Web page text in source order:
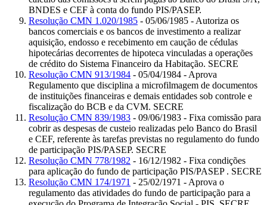
BNDES e CEF à conta do fundo PIS/PASEP.
Resolução CMN 1.020/1985 - 05/06/1985 - Autoriza os
bancos comerciais e os bancos de investimento a realizar
aquisição, endosso e recebimento em caução de cédulas
hipotecárias decorrentes de hipoteca vinculadas a operações
de crédito do Sistema Financeiro da Habitação. SECRE
Resolução CMN 913/1984 - 05/04/1984 - Aprova
Regulamento que disciplina a microfilmagem de documentos
de instituições financeiras e demais entidades sob controle e
fiscalização do BCB e da CVM. SECRE
Resolução CMN 839/1983 - 09/06/1983 - Fixa comissão para
cobrir as despesas de custeio realizadas pelo Banco do Brasil
e CEF, referente às tarefas previstas no regulamento do fundo
de participação PIS/PASEP. SECRE
Resolução CMN 778/1982 - 16/12/1982 - Fixa condições
para aplicação do fundo de participação PIS/PASEP . SECRE
Resolução CMN 174/1971 - 25/02/1971 - Aprova o
regulamento das atividades do fundo de participação para a